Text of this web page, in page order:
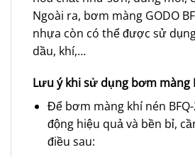
Ngoài ra, bơm màng GODO
nhựa còn có thể được sử
dầu, khí,…
Lưu ý khi sử dụng bơm màng
Để bơm màng khí nén BFQ-
động hiệu quả và bền bỉ,
điều sau: